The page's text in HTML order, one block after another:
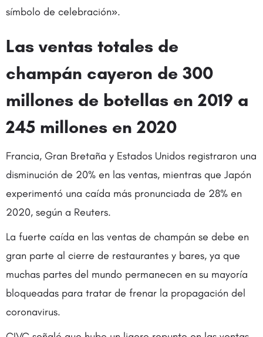
símbolo de celebración».
Las ventas totales de
champán cayeron de 300
millones de botellas en 2019 a
245 millones en 2020
Francia, Gran Bretaña y Estados Unidos registraron una
disminución de 20% en las ventas, mientras que Japón
experimentó una caída más pronunciada de 28% en
2020, según a Reuters.
La fuerte caída en las ventas de champán se debe en
gran parte al cierre de restaurantes y bares, ya que
muchas partes del mundo permanecen en su mayoría
bloqueadas para tratar de frenar la propagación del
coronavirus.